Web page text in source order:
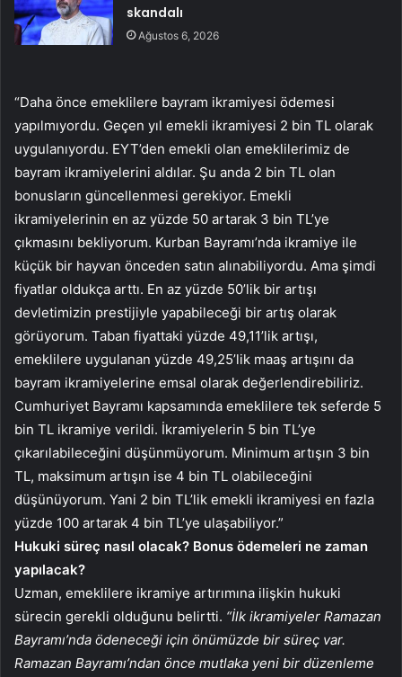
skandalı
Ağustos 6, 2026
“Daha önce emeklilere bayram ikramiyesi ödemesi
yapılmıyordu. Geçen yıl emekli ikramiyesi 2 bin TL olarak
uygulanıyordu. EYT’den emekli olan emeklilerimiz de
bayram ikramiyelerini aldılar. Şu anda 2 bin TL olan
bonusların güncellenmesi gerekiyor. Emekli
ikramiyelerinin en az yüzde 50 artarak 3 bin TL’ye
çıkmasını bekliyorum. Kurban Bayramı’nda ikramiye ile
küçük bir hayvan önceden satın alınabiliyordu. Ama şimdi
fiyatlar oldukça arttı. En az yüzde 50’lik bir artışı
devletimizin prestijiyle yapabileceği bir artış olarak
görüyorum. Taban fiyattaki yüzde 49,11’lik artışı,
emeklilere uygulanan yüzde 49,25’lik maaş artışını da
bayram ikramiyelerine emsal olarak değerlendirebiliriz.
Cumhuriyet Bayramı kapsamında emeklilere tek seferde 5
bin TL ikramiye verildi. İkramiyelerin 5 bin TL’ye
çıkarılabileceğini düşünmüyorum. Minimum artışın 3 bin
TL, maksimum artışın ise 4 bin TL olabileceğini
düşünüyorum. Yani 2 bin TL’lik emekli ikramiyesi en fazla
yüzde 100 artarak 4 bin TL’ye ulaşabiliyor.”
Hukuki süreç nasıl olacak? Bonus ödemeleri ne zaman
yapılacak?
Uzman, emeklilere ikramiye artırımına ilişkin hukuki
sürecin gerekli olduğunu belirtti. “İlk ikramiyeler Ramazan
Bayramı’nda ödeneceği için önümüzde bir süreç var.
Ramazan Bayramı’ndan önce mutlaka yeni bir düzenleme